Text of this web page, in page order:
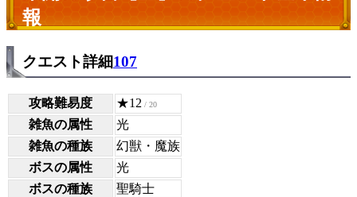
報
クエスト詳細107
攻略難易度 ★12 / 20
雑魚の属性
光
雑魚の種族
幻獣・魔族
ボスの属性
光
ボスの種族
聖騎士